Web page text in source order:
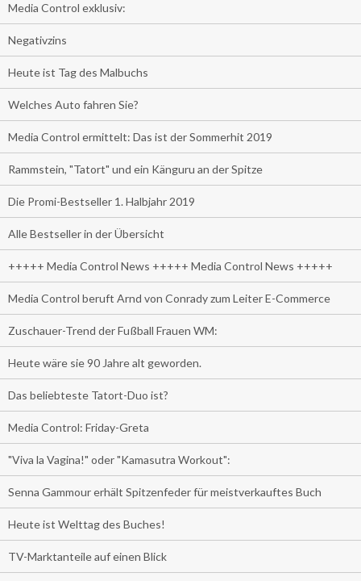
Media Control exklusiv:
Negativzins
Heute ist Tag des Malbuchs
Welches Auto fahren Sie?
Media Control ermittelt: Das ist der Sommerhit 2019
Rammstein, "Tatort" und ein Känguru an der Spitze
Die Promi-Bestseller 1. Halbjahr 2019
Alle Bestseller in der Übersicht
+++++ Media Control News +++++ Media Control News +++++
Media Control beruft Arnd von Conrady zum Leiter E-Commerce
Zuschauer-Trend der Fußball Frauen WM:
Heute wäre sie 90 Jahre alt geworden.
Das beliebteste Tatort-Duo ist?
Media Control: Friday-Greta
"Viva la Vagina!" oder "Kamasutra Workout":
Senna Gammour erhält Spitzenfeder für meistverkauftes Buch
Heute ist Welttag des Buches!
TV-Marktanteile auf einen Blick